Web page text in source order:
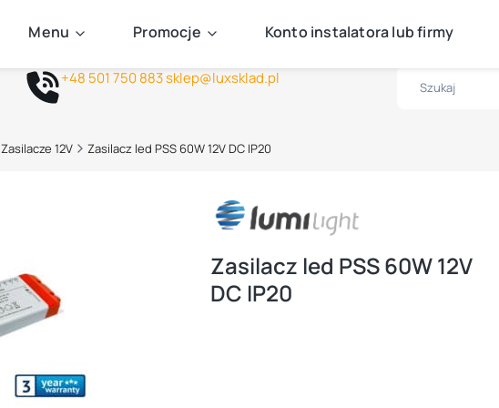
+48 501 750 883sklep@luxsklad.pl
Menu Promocje Konto instalatora lub firmy
Zasilacze 12V Zasilacz led PSS 60W 12V DC IP20
Zasilacz led PSS 60W 12V
DC IP20